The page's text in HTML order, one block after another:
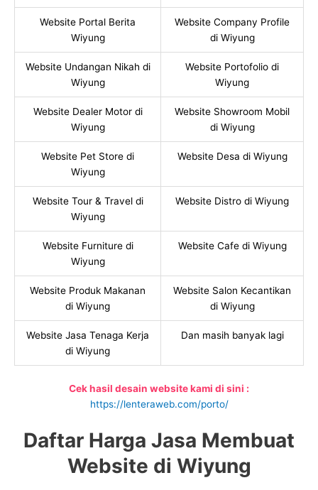
Website Portal Berita
Wiyung
Website Company Profile
di Wiyung
Website Undangan Nikah di
Wiyung
Website Portofolio di
Wiyung
Website Dealer Motor di
Wiyung
Website Showroom Mobil
di Wiyung
Website Pet Store di
Wiyung
Website Desa di Wiyung
Website Tour & Travel di
Wiyung
Website Distro di Wiyung
Website Furniture di
Wiyung
Website Cafe di Wiyung
Website Produk Makanan
di Wiyung
Website Salon Kecantikan
di Wiyung
Website Jasa Tenaga Kerja
di Wiyung
Dan masih banyak lagi
Cek hasil desain website kami di sini :
https://lenteraweb.com/porto/
Daftar Harga Jasa Membuat
Website di Wiyung